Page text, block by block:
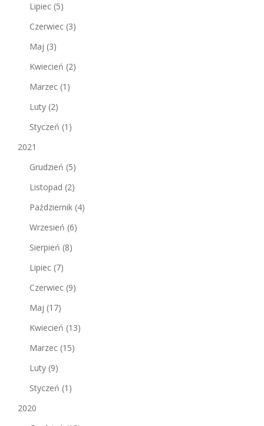
Lipiec (5)
Czerwiec (3)
Maj (3)
Kwiecień (2)
Marzec (1)
Luty (2)
Styczeń (1)
2021
Grudzień (5)
Listopad (2)
Październik (4)
Wrzesień (6)
Sierpień (8)
Lipiec (7)
Czerwiec (9)
Maj (17)
Kwiecień (13)
Marzec (15)
Luty (9)
Styczeń (1)
2020